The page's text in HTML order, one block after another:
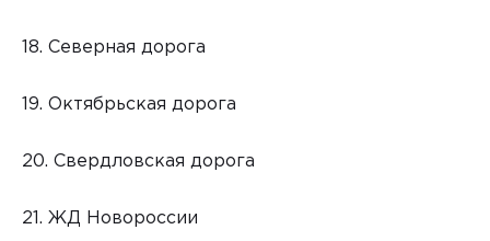
18. Северная дорога
19. Октябрьская дорога
20. Свердловская дорога
21. ЖД Новороссии